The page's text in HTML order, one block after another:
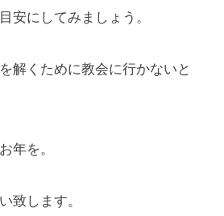
安にしてみましょう。
解くために教会に行かないと
年を。
致します。